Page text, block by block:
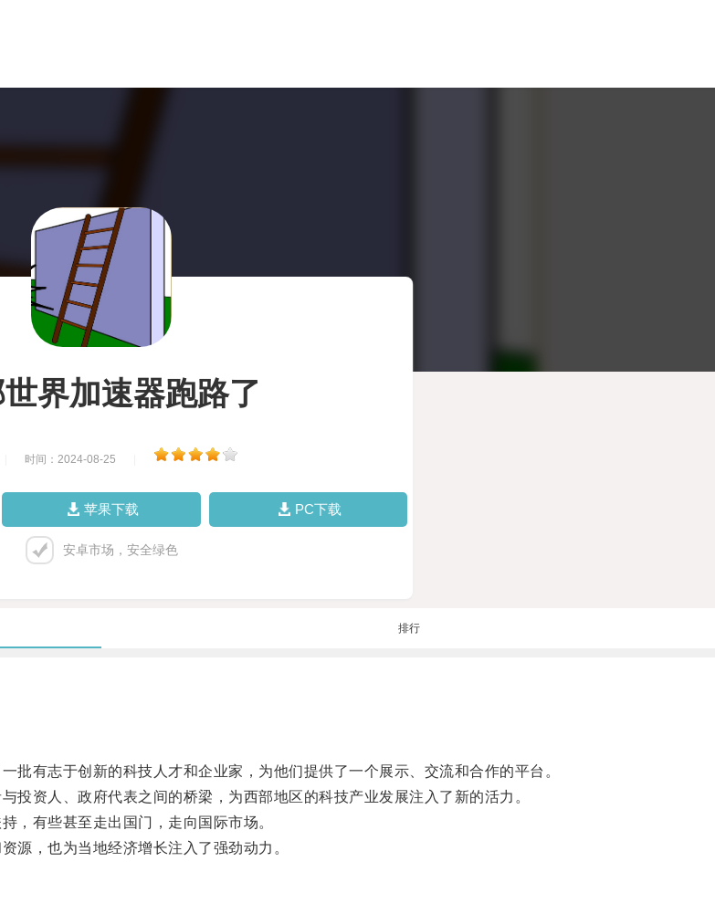
界加速器跑路了
时间：2024-08-25
苹果下载 PC下载
安卓市场，安全绿色
排行
有志于创新的科技人才和企业家，为他们提供了一个展示、交流和合作的平台。
资人、政府代表之间的桥梁，为西部地区的科技产业发展注入了新的活力。
有些甚至走出国门，走向国际市场。
，也为当地经济增长注入了强劲动力。